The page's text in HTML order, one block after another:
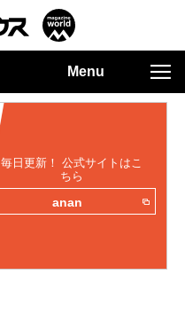
Menu
毎日更新！ 公式サイトはこ
ちら
anan